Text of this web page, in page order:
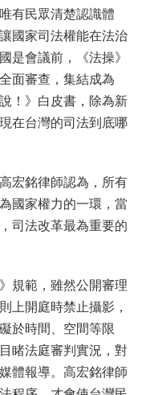
有民眾清楚認識體
國家司法權能在法治
是會議前，《法操》
面審查，集結成為
！》白皮書，除為新
在台灣的司法到底哪
宏銘律師認為，所有
國家權力的一環，當
司法改革最為重要的
規範，雖然公開審理
上開庭時禁止攝影，
於時間、空間等限
睹法庭審判實況，對
體報導。高宏銘律師